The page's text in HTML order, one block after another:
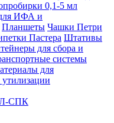
0,1-5 мл
ИФА и
Планшеты Чашки Петри
Пастера Штативы
для сбора и
системы
для
СПК